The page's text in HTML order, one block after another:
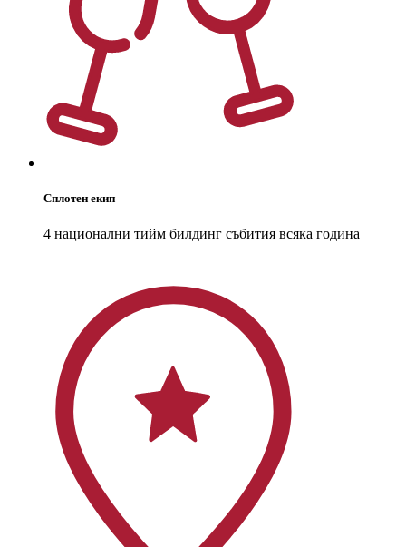
Сплотен екип
4 национални тийм билдинг събития всяка година